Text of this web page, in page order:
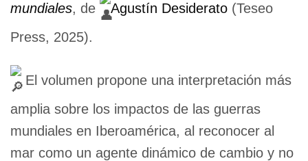
mundiales, de Agustín Desiderato (Teseo
Press, 2025).
El volumen propone una interpretación más
amplia sobre los impactos de las guerras
mundiales en Iberoamérica, al reconocer al
mar como un agente dinámico de cambio y no